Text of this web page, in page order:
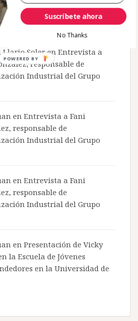
PernettenBuenos días Sr.
Llario Soler en Entrevista a
responsable de
Industrial del Grupo
en Entrevista a Fani
responsable de
Industrial del Grupo
en Entrevista a Fani
responsable de
Industrial del Grupo
en Presentación de Vicky
la Escuela de Jóvenes
en la Universidad de
Suscríbete ahora
No Thanks
POWERED BY